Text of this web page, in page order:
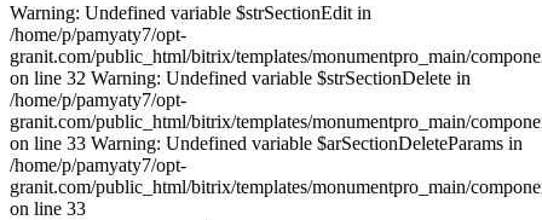
Warning: Undefined variable $strSectionEdit in
/home/p/pamyaty7/opt-
granit.com/public_html/bitrix/templates/monumentpro_main/
on line 32 Warning: Undefined variable $strSectionDelete in
/home/p/pamyaty7/opt-
granit.com/public_html/bitrix/templates/monumentpro_main/
on line 33 Warning: Undefined variable $arSectionDeleteParams in
/home/p/pamyaty7/opt-
granit.com/public_html/bitrix/templates/monumentpro_main/
on line 33